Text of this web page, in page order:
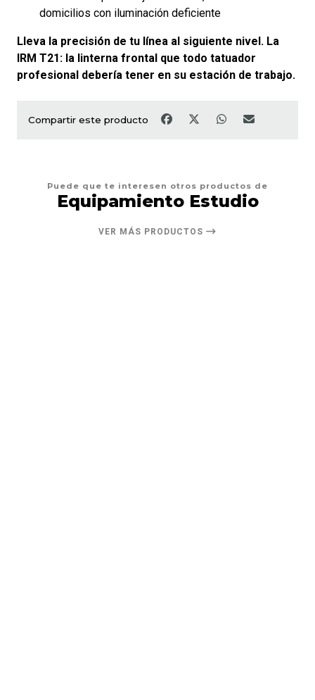
domicilios con iluminación deficiente
Lleva la precisión de tu línea al siguiente nivel. La
IRM T21: la linterna frontal que todo tatuador
profesional debería tener en su estación de trabajo.
Compartir este producto
Puede que te interesen otros productos de
Equipamiento Estudio
VER MÁS PRODUCTOS